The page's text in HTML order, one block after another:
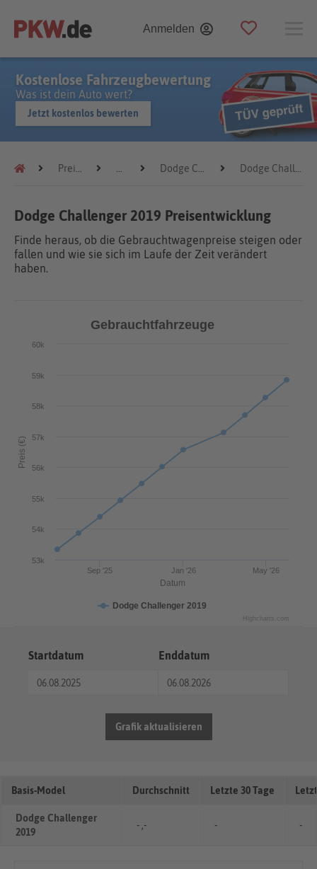
Anmelden
Kostenlose Fahrzeugbewertung
Was ist dein Auto wert?
Jetzt kostenlos bewerten
Preistrends Dodge Dodge Challenger Dodge Challenger 2019
Dodge Challenger 2019 Preisentwicklung
Finde heraus, ob die Gebrauchtwagenpreise steigen oder
fallen und wie sie sich im Laufe der Zeit verändert
haben.
Datum
Preis (€)
Gebrauchtfahrzeuge
Dodge Challenger 2019
Jan '26
Sep '25 May '26
53k
54k
55k
56k
57k
58k
59k
60k
Highcharts.com
Startdatum Enddatum
Grafik aktualisieren
Basis-Model Durchschnitt Letzte 30 Tage
Dodge Challenger
2019
- ,- - -